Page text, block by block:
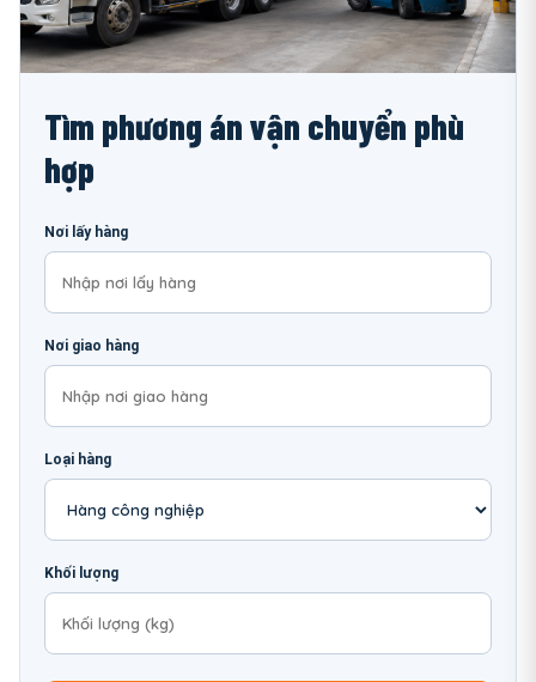
Tìm phương án vận chuyển phù
hợp
Nơi lấy hàng
Nơi giao hàng
Loại hàng
Khối lượng